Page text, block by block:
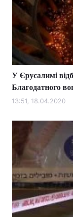
У Єрусалимі
Благодатного
13:51, 18.04.2020